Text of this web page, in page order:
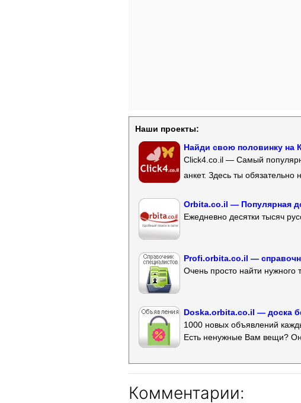
Наши проекты:
Найди свою половинку на
Click4.co.il — Самый
анкет. Здесь ты
Orbita.co.il — Популярная
Ежедневно десятки тысяч
Profi.orbita.co.il —
Очень просто найти нужного
Doska.orbita.co.il — доска
1000 новых объявлений
Есть ненужные Вам вещи?
Комментарии: